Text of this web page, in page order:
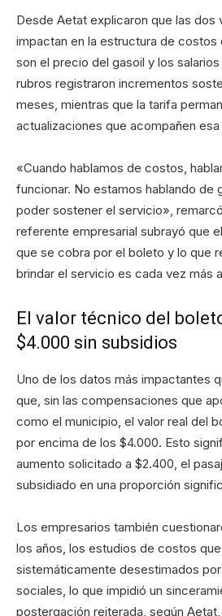
Desde Aetat explicaron que las dos
impactan en la estructura de costos
son el precio del gasoil y los
rubros registraron incrementos
meses, mientras que la tarifa
actualizaciones que acompañen
«Cuando hablamos de costos,
funcionar. No estamos hablando de
poder sostener el servicio»,
referente empresarial subrayó que
que se cobra por el boleto y lo que
brindar el servicio es cada vez más
El valor técnico del
$4.000 sin subsidios
Uno de los datos más impactantes
que, sin las compensaciones que
como el municipio, el valor real del
por encima de los $4.000. Esto
aumento solicitado a $2.400, el
subsidiado en una proporción
Los empresarios también
los años, los estudios de costos
sistemáticamente desestimados
sociales, lo que impidió un
postergación reiterada, según